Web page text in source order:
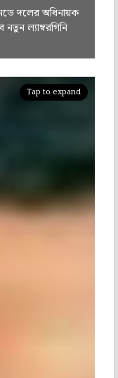
দলের অধিনায়ক
ল্যাম্বরগিনি
Tap to expand